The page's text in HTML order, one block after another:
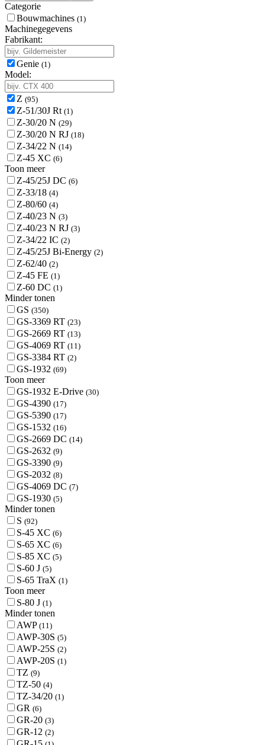
Categorie
Bouwmachines (1)
Machinegegevens
Fabrikant:
Genie (1)
Model:
Z (95)
Z-51/30J Rt (1)
Z-30/20 N (29)
Z-30/20 N RJ (18)
Z-34/22 N (14)
Z-45 XC (6)
Toon meer
Z-45/25J DC (6)
Z-33/18 (4)
Z-80/60 (4)
Z-40/23 N (3)
Z-40/23 N RJ (3)
Z-34/22 IC (2)
Z-45/25J Bi-Energy (2)
Z-62/40 (2)
Z-45 FE (1)
Z-60 DC (1)
Minder tonen
GS (350)
GS-3369 RT (23)
GS-2669 RT (13)
GS-4069 RT (11)
GS-3384 RT (2)
GS-1932 (69)
Toon meer
GS-1932 E-Drive (30)
GS-4390 (17)
GS-5390 (17)
GS-1532 (16)
GS-2669 DC (14)
GS-2632 (9)
GS-3390 (9)
GS-2032 (8)
GS-4069 DC (7)
GS-1930 (5)
Minder tonen
S (92)
S-45 XC (6)
S-65 XC (6)
S-85 XC (5)
S-60 J (5)
S-65 TraX (1)
Toon meer
S-80 J (1)
Minder tonen
AWP (11)
AWP-30S (5)
AWP-25S (2)
AWP-20S (1)
TZ (9)
TZ-50 (4)
TZ-34/20 (1)
GR (6)
GR-20 (3)
GR-12 (2)